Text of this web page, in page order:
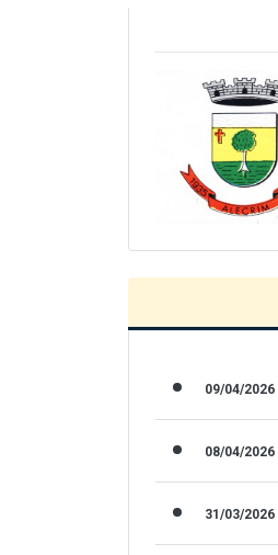
09/04/2026
08/04/2026
31/03/2026